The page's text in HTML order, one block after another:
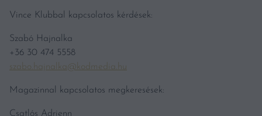
Vince Klubbal kapcsolatos kérdések:
Szabó Hajnalka
+36 30 474 5558
szabo.hajnalka@kodmedia.hu
Magazinnal kapcsolatos megkeresések:
Csatlós Adrienn